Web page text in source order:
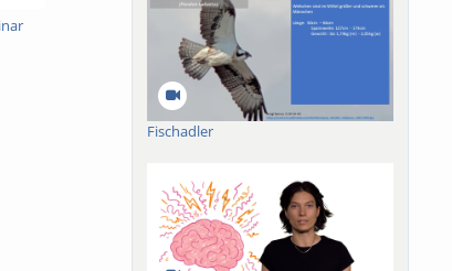
SWR-Hörfunkseminar
Der doppelte Blick - Le
Fischadler